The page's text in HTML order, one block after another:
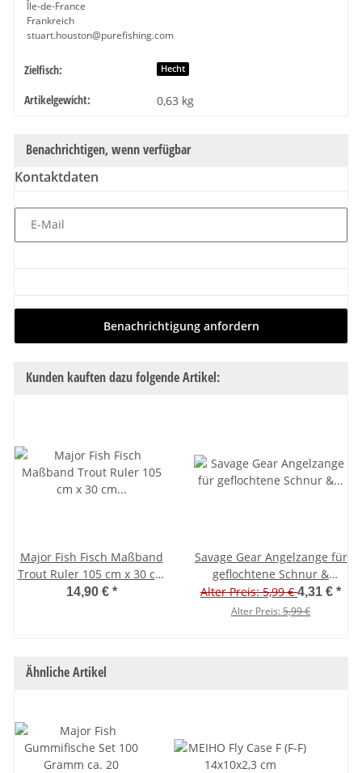
Île-de-France
Frankreich
stuart.houston@purefishing.com
Produkteigenschaft
Wert
Zielfisch: Hecht
Artikelgewicht: 0,63 kg
Benachrichtigen, wenn verfügbar
Kontaktdaten
E-Mail
Benachrichtigung anfordern
Kunden kauften dazu folgende Artikel:
Major Fish Fisch Maßband
Trout Ruler 105 cm x 30 cm
mit Anschlag
14,90 € *
Savage Gear Angelzange für
geflochtene Schnur &
Sprengringe
Alter Preis: 5,99 €4,31 € *
Alter Preis:5,99 €
Ähnliche Artikel